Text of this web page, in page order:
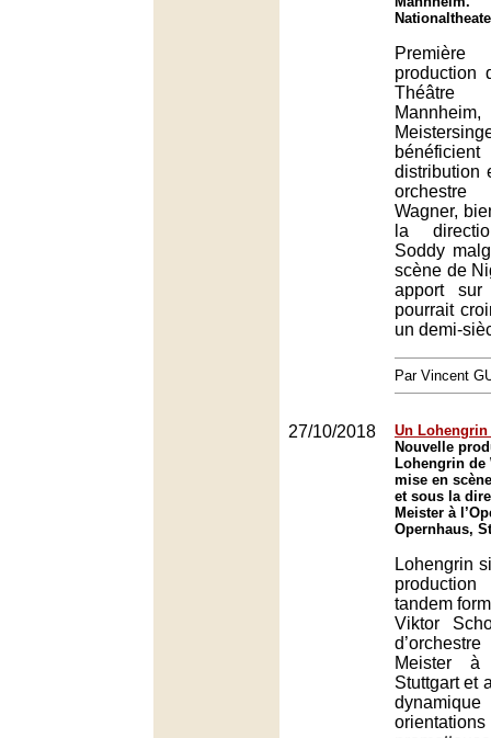
production
Théâtre
distribution
orchestre
Wagner,
la
Soddy
scène de
apport sur
pourrait
un demi-
Par Vincent
27/10/2018
Un
Nouvelle
Lohengrin de
mise en
et sous la
Meister à
Opernhaus,
Lohengrin
tandem
Viktor
Meister à
Stuttgart et